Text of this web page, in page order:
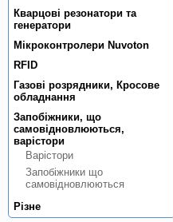
Кварцовi резонатори та
генератори
Мiкроконтролери Nuvoton
RFID
Газовi розрядники, Кросове
обладнання
Запобiжники, що
самовiдновлюються,
варiстори
Варiстори
Запобiжники що
самовiдновлюються
Рiзне